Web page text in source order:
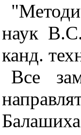
наук
канд.
Все